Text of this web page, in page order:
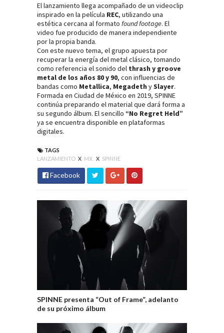
El lanzamiento llega acompañado de un videoclip
inspirado en la película REC, utilizando una
estética cercana al formato found footage. El
video fue producido de manera independiente
por la propia banda.
Con este nuevo tema, el grupo apuesta por
recuperar la energía del metal clásico, tomando
como referencia el sonido del thrash y groove
metal de los años 80 y 90, con influencias de
bandas como Metallica, Megadeth ySlayer.
Formada en Ciudad de México en 2019, SPINNE
continúa preparando el material que dará forma a
su segundo álbum. El sencillo “No Regret Held”
ya se encuentra disponible en plataformas
digitales.
TAGS
LANZAMIENTO X MX. X SPINNE
Facebook
SPINNE presenta “Out of Frame”, adelanto
de su próximo álbum